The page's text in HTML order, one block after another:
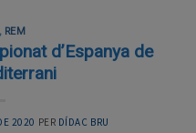
REM
d’Espanya de
2020 PER DÍDAC BRU